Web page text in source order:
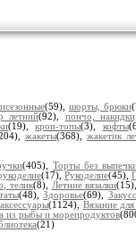
(59), шорты, брюки
летний(92), пончо,
(19),кроп-топы(3), кофты
жакеты(368),жакетик
(405),Торты без
(17), Рукоделие(45),
телик(8), Летние вязалки(15),
(48),Здоровье(69),
(1124), Вязание
из рыбы и морепродуктов
(21)